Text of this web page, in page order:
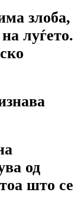
злоба,
луѓето.
од
што се